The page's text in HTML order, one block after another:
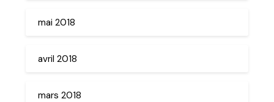
mai 2018
avril 2018
mars 2018